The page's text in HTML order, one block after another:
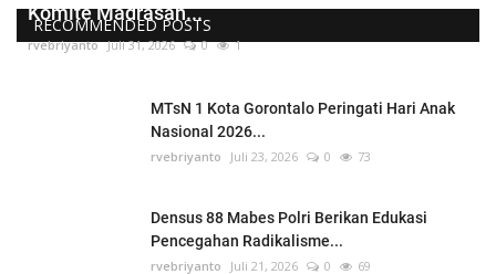
RECOMMENDED POSTS
Komite Madrasah...
rvebriyanto Juli 31, 2026 0 1
MTsN 1 Kota Gorontalo Peringati Hari Anak
Nasional 2026...
rvebriyanto Juli 23, 2026 0 73
Densus 88 Mabes Polri Berikan Edukasi
Pencegahan Radikalisme...
rvebriyanto Juli 21, 2026 0 69